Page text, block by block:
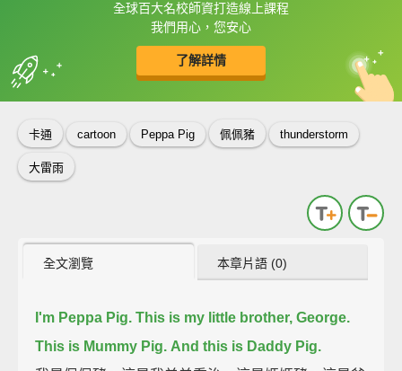
全球百大名校師資打造線上課程
我們用心，您安心
了解詳情
框選或點兩下字幕可以直接查字典喔！
收錄佳句 中
英
卡通 cartoon Peppa Pig 佩佩豬 thunderstorm
大雷雨
全文瀏覽 本章片語 (0)
I'm Peppa Pig. This is my little brother, George.
This is Mummy Pig. And this is Daddy Pig.